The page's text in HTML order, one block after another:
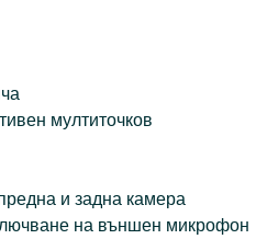
мултиточков
и задна камера
на външен микрофон